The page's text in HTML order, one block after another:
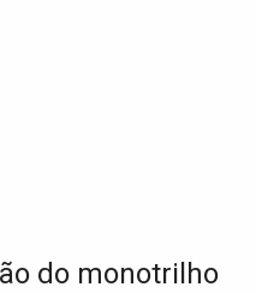
do monotrilho